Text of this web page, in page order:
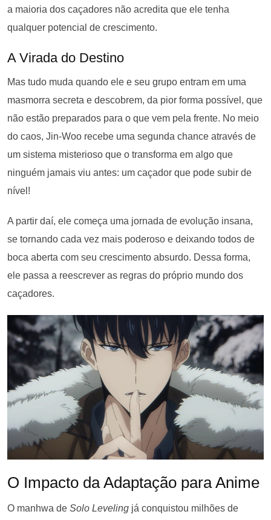
a maioria dos caçadores não acredita que ele tenha
qualquer potencial de crescimento.
A Virada do Destino
Mas tudo muda quando ele e seu grupo entram em uma
masmorra secreta e descobrem, da pior forma possível, que
não estão preparados para o que vem pela frente. No meio
do caos, Jin-Woo recebe uma segunda chance através de
um sistema misterioso que o transforma em algo que
ninguém jamais viu antes: um caçador que pode subir de
nível!
A partir daí, ele começa uma jornada de evolução insana,
se tornando cada vez mais poderoso e deixando todos de
boca aberta com seu crescimento absurdo. Dessa forma,
ele passa a reescrever as regras do próprio mundo dos
caçadores.
O Impacto da Adaptação para Anime
O manhwa de Solo Leveling já conquistou milhões de